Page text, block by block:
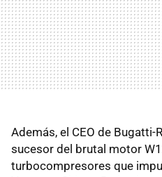
Además, el CEO de Bugatti-
sucesor del brutal motor
turbocompresores que